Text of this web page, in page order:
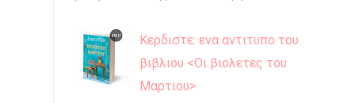
Κερδιστε: ενα αντιτυπο του
βιβλιου <Οι βιολετες του
Μαρτιου>